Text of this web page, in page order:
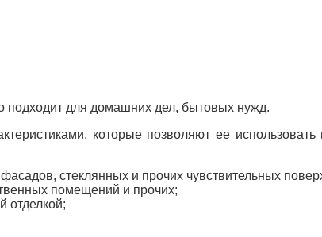
подходит для домашних дел, бытовых нужд.
которые позволяют ее
стеклянных и прочих чувствительных
помещений и прочих;
отделкой;